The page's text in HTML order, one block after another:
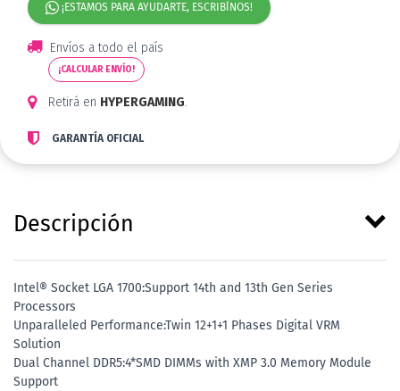
¡ESTAMOS PARA AYUDARTE, ESCRIBÍNOS!
Envíos a todo el país
¡CALCULAR ENVÍO!
Retirá en HYPERGAMING.
GARANTÍA OFICIAL
Descripción
Intel® Socket LGA 1700:Support 14th and 13th Gen Series
Processors
Unparalleled Performance:Twin 12+1+1 Phases Digital VRM
Solution
Dual Channel DDR5:4*SMD DIMMs with XMP 3.0 Memory Module
Support